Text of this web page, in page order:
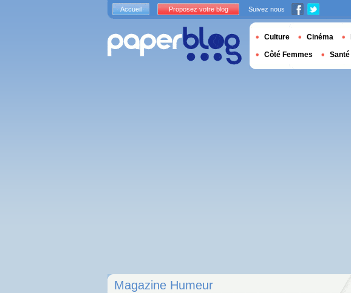
Magazine Humeur
Accueil Proposez votre blog Suivez nous
Culture Cinéma
Côté Femmes Santé